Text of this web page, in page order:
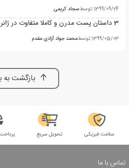
1399/09/24
|توسطسجاد کریمی
3 داستان پست مدرن و کاملا متفاوت در ژانر کاراگاهی و پلیسی
1399/05/03
|توسطمحمد جواد آزادی مقدم
بازگشت به
سلامت فیزیکی تحویل سریع پرداخت
تماس با ما